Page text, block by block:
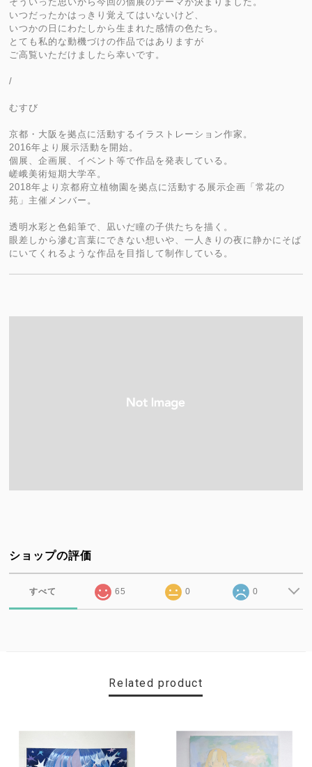
いつだったかはっきり覚えてはいないけど、
いつかの日にわたしから生まれた感情の色たち。
とても私的な動機づけの作品ではありますが
ご高覧いただけましたら幸いです。
/
むすび
京都・大阪を拠点に活動するイラストレーション作家。
2016年より展示活動を開始。
個展、企画展、イベント等で作品を発表している。
嵯峨美術短期大学卒。
2018年より京都府立植物園を拠点に活動する展示企画「常花の
苑」主催メンバー。
透明水彩と色鉛筆で、凪いだ瞳の子供たちを描く。
眼差しから滲む言葉にできない想いや、一人きりの夜に静かにそば
にいてくれるような作品を目指して制作している。
ショップの評価
すべて 65 0 0
Related product